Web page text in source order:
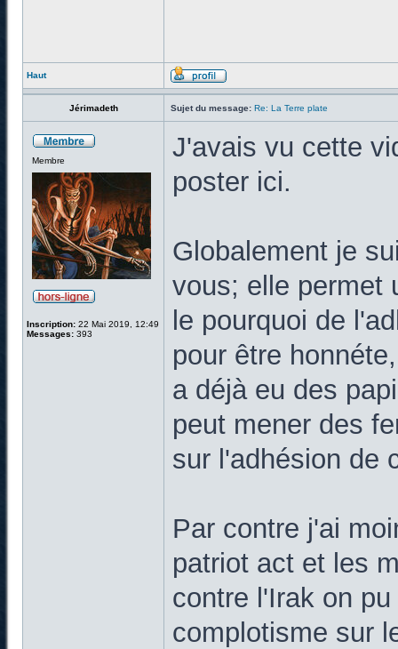
Haut
Jérimadeth Sujet du message: Re: La Terre plate
Membre
Inscription: 22 Mai 2019, 12:49
Messages: 393
J'avais vu cette
poster ici.
Globalement je
vous; elle permet
le pourquoi de
pour être
a déjà eu des
peut mener des
sur l'adhésion de
Par contre j'ai
patriot act et les
contre l'Irak on
complotisme sur